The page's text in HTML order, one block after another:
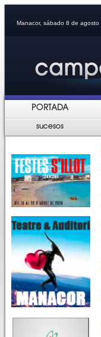
Manacor, sábado 8 de agosto